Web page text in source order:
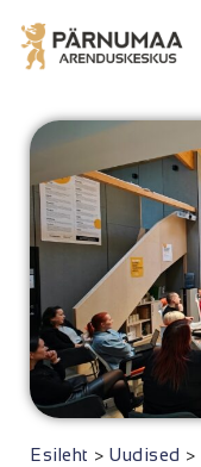
Esileht > Uudised >